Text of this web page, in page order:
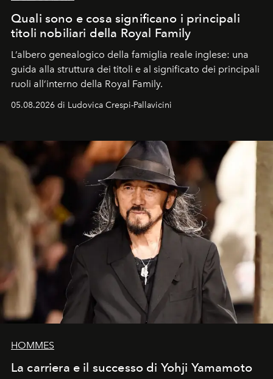
Quali sono e cosa significano i principali
titoli nobiliari della Royal Family
L’albero genealogico della famiglia reale inglese: una
guida alla struttura dei titoli e al significato dei principali
ruoli all’interno della Royal Family.
05.08.2026 di Ludovica Crespi-Pallavicini
HOMMES
La carriera e il successo di Yohji Yamamoto